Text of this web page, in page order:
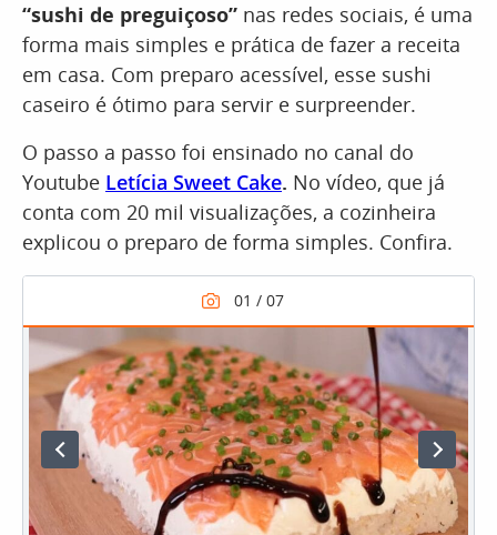
“sushi de preguiçoso” nas redes sociais, é uma
forma mais simples e prática de fazer a receita
em casa. Com preparo acessível, esse sushi
caseiro é ótimo para servir e surpreender.
O passo a passo foi ensinado no canal do
Youtube Letícia Sweet Cake. No vídeo, que já
conta com 20 mil visualizações, a cozinheira
explicou o preparo de forma simples. Confira.